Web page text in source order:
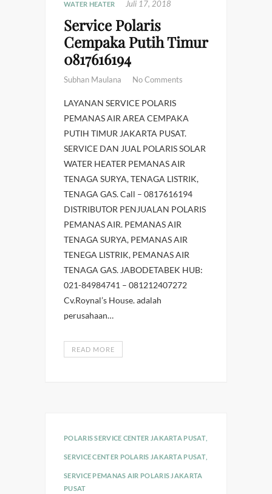
WATER HEATER Juli 17, 2018
Service Polaris
Cempaka Putih Timur
0817616194
Subhan Maulana No Comments
LAYANAN SERVICE POLARIS
PEMANAS AIR AREA CEMPAKA
PUTIH TIMUR JAKARTA PUSAT.
SERVICE DAN JUAL POLARIS SOLAR
WATER HEATER PEMANAS AIR
TENAGA SURYA, TENAGA LISTRIK,
TENAGA GAS. Call – 0817616194
DISTRIBUTOR PENJUALAN POLARIS
PEMANAS AIR. PEMANAS AIR
TENAGA SURYA, PEMANAS AIR
TENEGA LISTRIK, PEMANAS AIR
TENAGA GAS. JABODETABEK HUB:
021-84984741 – 081212407272
Cv.Roynal’s House. adalah
perusahaan…
READ MORE
POLARIS SERVICE CENTER JAKARTA PUSAT,
SERVICE CENTER POLARIS JAKARTA PUSAT,
SERVICE PEMANAS AIR POLARIS JAKARTA
PUSAT